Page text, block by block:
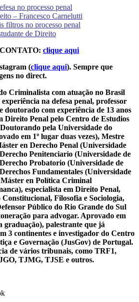
no processo penal
– Francesco Carnelutti
filtros no processo penal
de Direito
clique aqui
(clique aqui). Sempre que
no direct.
Criminalista com atuação no Brasil
na defesa penal, professor
doutorado com experiência de 13 anos
Direito Penal pelo Centro de Estudios
pela Universidade do
em 1º lugar duas vezes), Mestre
en Derecho Penal (Universidade
Penitenciario (Universidade de
Probatorio (Universidade de
Fundamentales (Universidade
en Política Criminal
especialista em Direito Penal,
Filosofia e Sociologia,
Público do Rio Grande do Sul
para advogar. Aprovado em
graduação), palestrante que já
3 continentes e investigador do Centro
e Governação (JusGov) de Portugal.
de vários tribunais, como TRF1,
TJMG, TJSE e outros.